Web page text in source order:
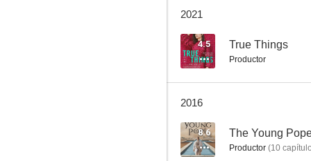
2021
4.5 True Things
Productor
2016
8.6 The Young
Productor (10